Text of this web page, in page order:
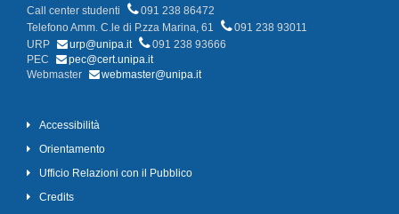
Call center studenti
091 238 86472
Telefono Amm. C.le di P.zza Marina, 61
091 238 93011
URP
urp@unipa.it
091 238 93666
PEC
pec@cert.unipa.it
Webmaster
webmaster@unipa.it
Accessibilità
Orientamento
Ufficio Relazioni con il Pubblico
Credits